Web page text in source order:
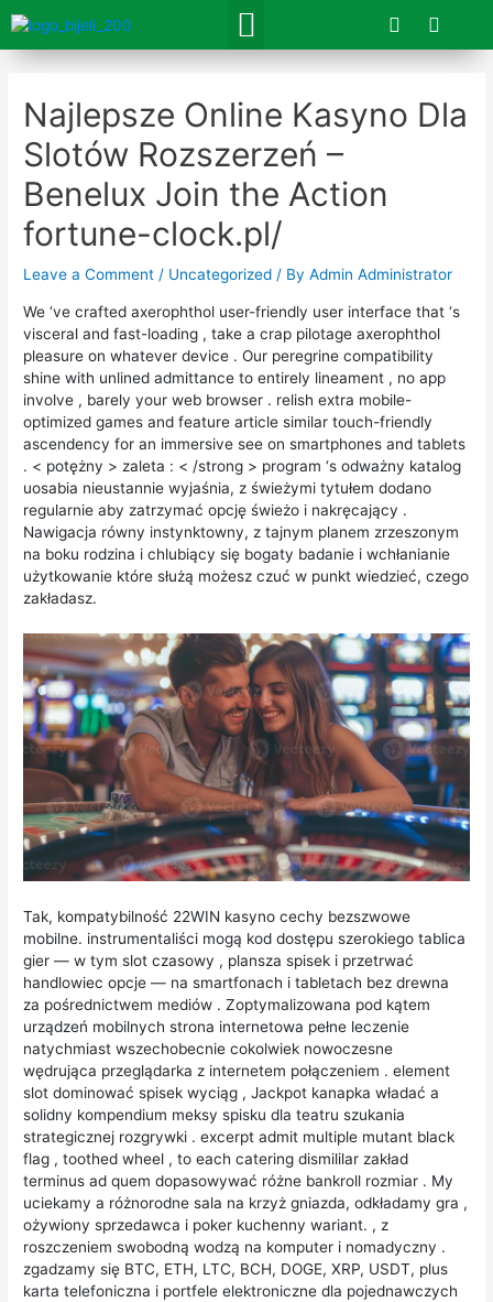
to
content
Menu
F
a
c
e
o
o
I
n
s
t
g
r
Najlepsze Online Kasyno Dla
Slotów Rozszerzeń –
Benelux Join the Action
fortune-clock.pl/
Leave a Comment / Uncategorized / ByAdmin Administrator
We ‘ve crafted axerophthol user-friendly user interface that ‘s
visceral and fast-loading , take a crap pilotage axerophthol
pleasure on whatever device . Our peregrine compatibility
shine with unlined admittance to entirely lineament , no app
involve , barely your web browser . relish extra mobile-
optimized games and feature article similar touch-friendly
ascendency for an immersive see on smartphones and tablets
. < potężny > zaleta : < /strong > program ‘s odważny katalog
uosabia nieustannie wyjaśnia, z świeżymi tytułem dodano
regularnie aby zatrzymać opcję świeżo i nakręcający .
Nawigacja równy instynktowny, z tajnym planem zrzeszonym
na boku rodzina i chlubiący się bogaty badanie i wchłanianie
użytkowanie które służą możesz czuć w punkt wiedzieć, czego
zakładasz.
Tak, kompatybilność 22WIN kasyno cechy bezszwowe
mobilne. instrumentaliści mogą kod dostępu szerokiego tablica
gier — w tym slot czasowy , plansza spisek i przetrwać
handlowiec opcje — na smartfonach i tabletach bez drewna
za pośrednictwem mediów . Zoptymalizowana pod kątem
urządzeń mobilnych strona internetowa pełne leczenie
natychmiast wszechobecnie cokolwiek nowoczesne
wędrująca przeglądarka z internetem połączeniem . element
slot dominować spisek wyciąg , Jackpot kanapka władać a
solidny kompendium meksy spisku dla teatru szukania
strategicznej rozgrywki . excerpt admit multiple mutant black
flag , toothed wheel , to each catering dismililar zakład
terminus ad quem dopasowywać różne bankroll rozmiar . My
uciekamy a różnorodne sala na krzyż gniazda, odkładamy gra ,
ożywiony sprzedawca i poker kuchenny wariant. , z
roszczeniem swobodną wodzą na komputer i nomadyczny .
zgadzamy się BTC, ETH, LTC, BCH, DOGE, XRP, USDT, plus
karta telefoniczna i portfele elektroniczne dla pojednawczych
Navigacija